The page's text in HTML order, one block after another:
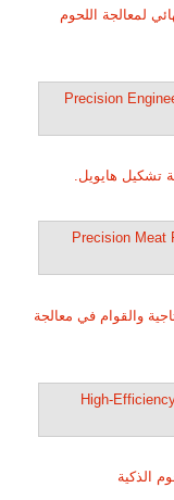
لمعالجة اللحوم
تشكيل هايويل.
والقوام في معالجة
الذكية